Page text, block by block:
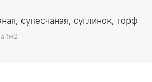
супесчаная, суглинок, торф
1м2